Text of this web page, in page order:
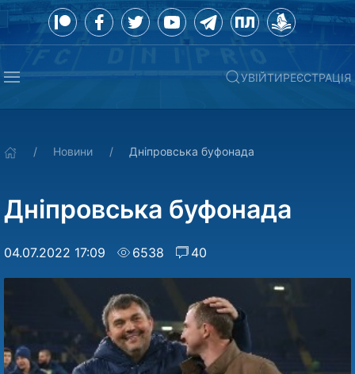
УВІЙТИРЕЄСТРАЦІЯ
Новини Дніпровська буфонада
Дніпровська буфонада
04.07.2022 17:09 6538 40